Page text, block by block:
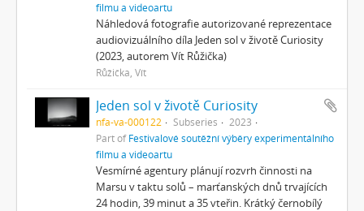
filmu a videoartu
Náhledová fotografie autorizované reprezentace
audiovizuálního díla Jeden sol v životě Curiosity
(2023, autorem Vít Růžička)
Růžička, Vít
Jeden sol v životě Curiosity
nfa-va-000122 Subseries
2023
Part ofFestivalové soutěžní výběry experimentálního
filmu a videoartu
Vesmírné agentury plánují rozvrh činnosti na
Marsu v taktu solů – marťanských dnů trvajících
24 hodin, 39 minut a 35 vteřin. Krátký černobílý